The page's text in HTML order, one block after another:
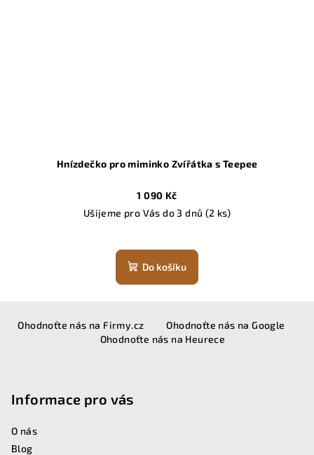
Hnízdečko pro miminko Zvířátka s Teepee
1 090 Kč
Ušijeme pro Vás do 3 dnů (2 ks)
Do košíku
Ohodnoťte nás na Firmy.cz
Ohodnoťte nás na Google
Ohodnoťte nás na Heurece
Informace pro vás
O nás
Blog